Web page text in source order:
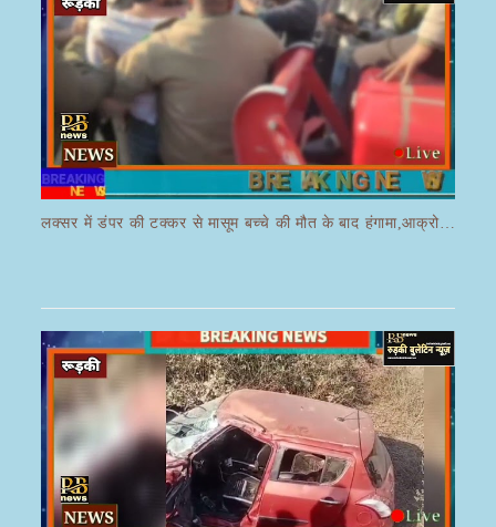
लक्सर में डंपर की टक्कर से मासूम बच्चे की मौत के बाद हंगामा,आक्रोशित भीड़ ने डंपर चालक की करी पिटाई